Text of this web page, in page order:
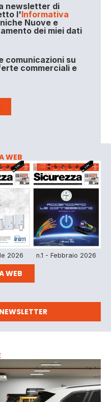
newsletter di
l'Informativa
Nuove e
dei miei dati
comunicazioni su
commerciali e
WEB
2026 n.1 - Febbraio 2026
WEB